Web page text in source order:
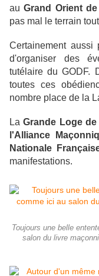
auGrand Orient
pas mal le terrain
Certainement aussi
d'organiser des
tutélaire du GODF.
toutes ces
nombre place de la
LaGrande Loge de
l'Alliance
Nationale
manifestations.
Toujours une belle
salon du livre